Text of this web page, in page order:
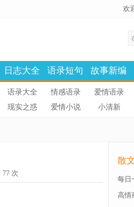
欢
日志大全 语录短句 故事新编
语录大全 情感语录
爱情语录
现实之惑 爱情小说 小清新
77 次
散
每日
高情